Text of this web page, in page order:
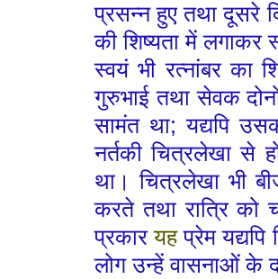
प्रसन्न हुए तथा दूसरे
की शिष्यता में
स्वयं भी रत्नांबर का
गुरुभाई तथा सेवक
सामंत था;यद्यपि
नर्तकीचित्रलेखासे
था। चित्रलेखा भी
करते तथा रात्रिको
प्रकारयहप्रेम यद्यपि
लोग उन्हें वासनाओं के